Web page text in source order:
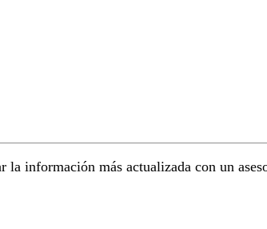
información más actualizada con un